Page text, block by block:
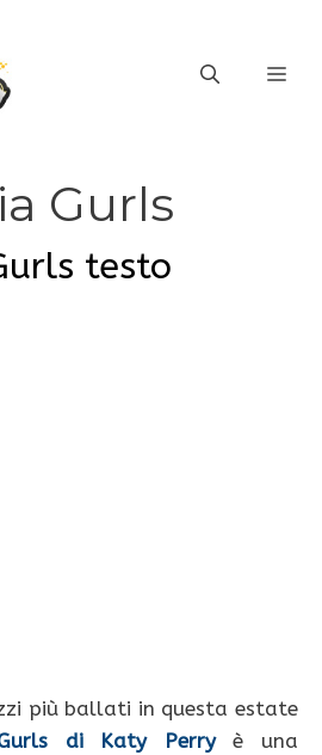
Gurls
testo
più ballati in questa estate
di Katy Perryè una